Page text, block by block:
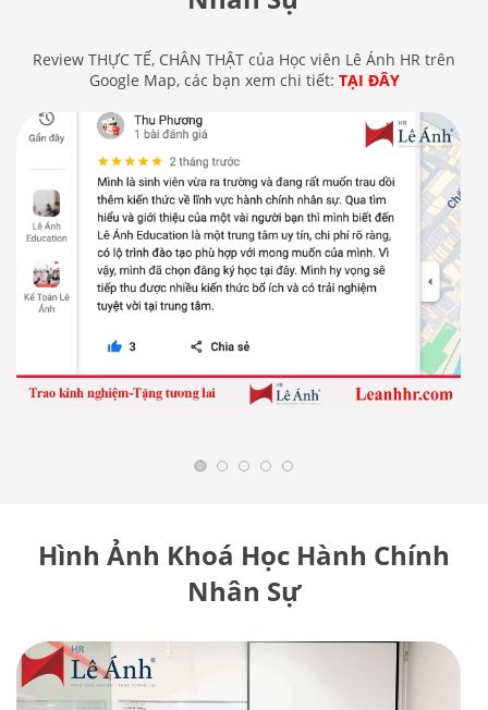
Review THỰC TẾ, CHÂN THẬT của Học viên Lê Ánh HR trên
Google Map, các bạn xem chi tiết: TẠI ĐÂY
Hình Ảnh Khoá Học Hành Chính
Nhân Sự